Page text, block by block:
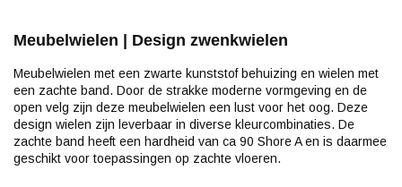
Meubelwielen | Design zwenkwielen
Meubelwielen met een zwarte kunststof behuizing en wielen met
een zachte band. Door de strakke moderne vormgeving en de
open velg zijn deze meubelwielen een lust voor het oog. Deze
design wielen zijn leverbaar in diverse kleurcombinaties. De
zachte band heeft een hardheid van ca 90 Shore A en is daarmee
geschikt voor toepassingen op zachte vloeren.